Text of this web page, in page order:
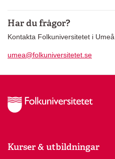
Har du frågor?
Kontakta Folkuniversitetet i Umeå
umea@folkuniversitetet.se
Kurser & utbildningar